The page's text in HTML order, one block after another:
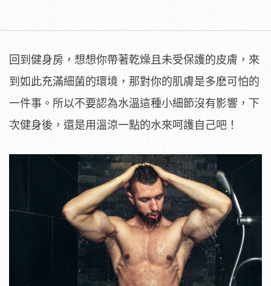
回到健身房，想想你帶著乾燥且未受保護的皮膚，來
到如此充滿細菌的環境，那對你的肌膚是多麽可怕的
一件事。所以不要認為水溫這種小細節沒有影響，下
次健身後，還是用溫涼一點的水來呵護自己吧！